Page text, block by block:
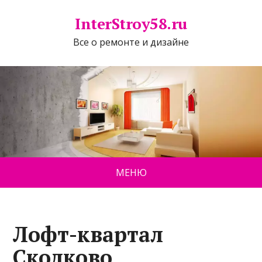
InterStroy58.ru
Все о ремонте и дизайне
МЕНЮ
Лофт-квартал